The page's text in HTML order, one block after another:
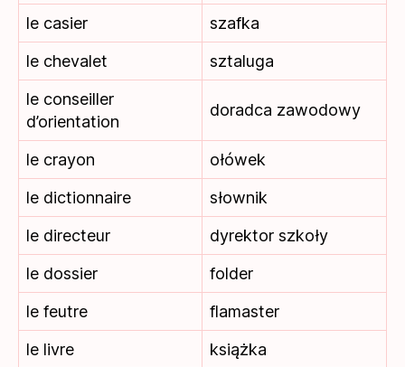
le casier
szafka
le chevalet
sztaluga
le conseiller
d’orientation
doradca zawodowy
le crayon
ołówek
le dictionnaire
słownik
le directeur
dyrektor szkoły
le dossier
folder
le feutre
flamaster
le livre
książka